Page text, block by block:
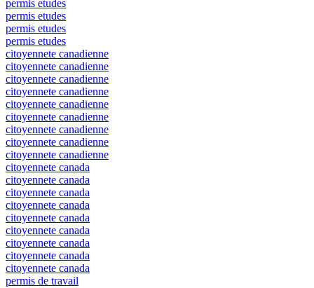
permis etudes
permis etudes
permis etudes
permis etudes
citoyennete canadienne
citoyennete canadienne
citoyennete canadienne
citoyennete canadienne
citoyennete canadienne
citoyennete canadienne
citoyennete canadienne
citoyennete canadienne
citoyennete canadienne
citoyennete canada
citoyennete canada
citoyennete canada
citoyennete canada
citoyennete canada
citoyennete canada
citoyennete canada
citoyennete canada
citoyennete canada
permis de travail